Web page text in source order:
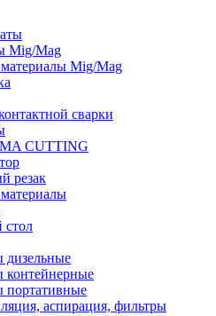
Mig/Mag
Mig/Mag
сварки
CUTTING
резак
стол
дизельные
контейнерные
портативные
аспирация, фильтры